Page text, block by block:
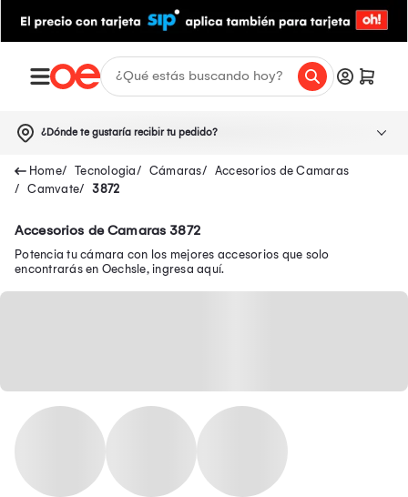
¿Dónde te gustaría recibir tu pedido?
Tecnologia Cámaras
Accesorios de Camaras
Camvate
3872
Accesorios de Camaras 3872
Potencia tu cámara con los mejores accesorios que solo
encontrarás en Oechsle, ingresa aquí.